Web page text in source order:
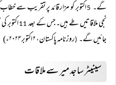
گے۔ اکتوبر کو مزار قائد پر تقریب سے
نجی ملاقاتیں طے ہیں۔ جس کے بعد11
اکتوبر
جائیں گے۔ (روزنامہ پاکستان، ۲ اکتوبر ۲۰۲۴ء)
سینیٹر ساجد میر سے ملاقات